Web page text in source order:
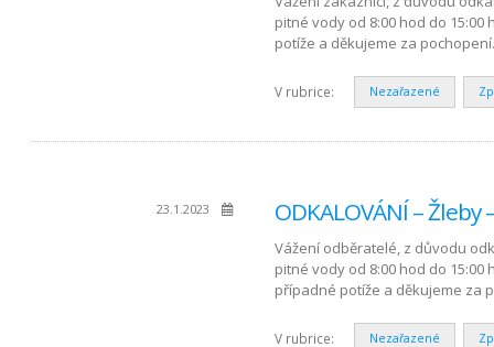
pitné vody od 8:00 hod do
potíže a děkujeme za
V rubrice: Nezařazené
23.1.2023 ODKALOVÁNÍ – Žleby
Vážení odběratelé, z důvodu
pitné vody od 8:00 hod do
případné potíže a děkujeme za
V rubrice: Nezařazené